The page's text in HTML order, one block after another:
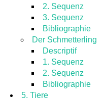
2. Sequenz
3. Sequenz
Bibliographie
Der Schmetterling
Descriptif
1. Sequenz
2. Sequenz
Bibliographie
5. Tiere